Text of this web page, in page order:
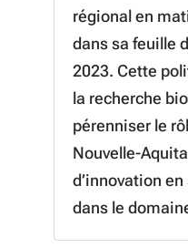
régional en
dans sa feuille
2023. Cette
la recherche
pérenniser le
Nouvelle-
d’innovation
dans le